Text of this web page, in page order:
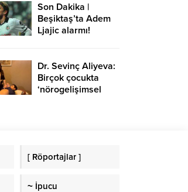
Son Dakika |
Beşiktaş’ta Adem
Ljajic alarmı!
Dr. Sevinç Aliyeva:
Birçok çocukta
‘nörogelişimsel
[ Röportajlar ]
~ İpucu